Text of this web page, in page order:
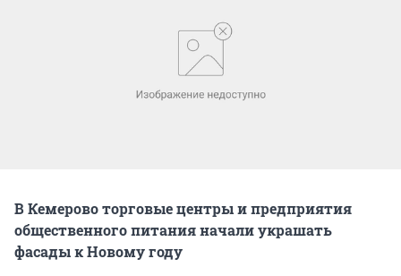
В Кемерово торговые центры и предприятия
общественного питания начали украшать
фасады к Новому году